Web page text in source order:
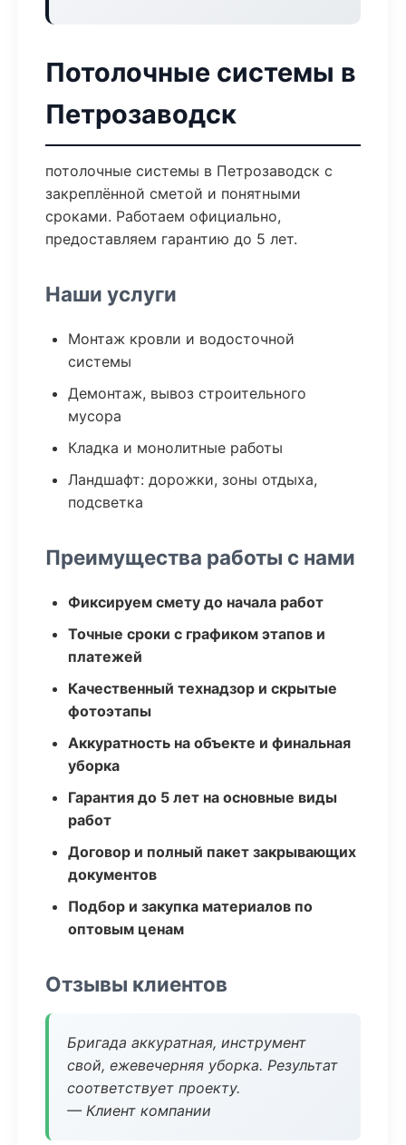
Потолочные системы в
Петрозаводск
потолочные системы в Петрозаводск с
закреплённой сметой и понятными
сроками. Работаем официально,
предоставляем гарантию до 5 лет.
Наши услуги
Монтаж кровли и водосточной
системы
Демонтаж, вывоз строительного
мусора
Кладка и монолитные работы
Ландшафт: дорожки, зоны отдыха,
подсветка
Преимущества работы с нами
Фиксируем смету до начала работ
Точные сроки с графиком этапов и
платежей
Качественный технадзор и скрытые
фотоэтапы
Аккуратность на объекте и финальная
уборка
Гарантия до 5 лет на основные виды
работ
Договор и полный пакет закрывающих
документов
Подбор и закупка материалов по
оптовым ценам
Отзывы клиентов
Бригада аккуратная, инструмент
свой, ежевечерняя уборка. Результат
соответствует проекту.
— Клиент компании